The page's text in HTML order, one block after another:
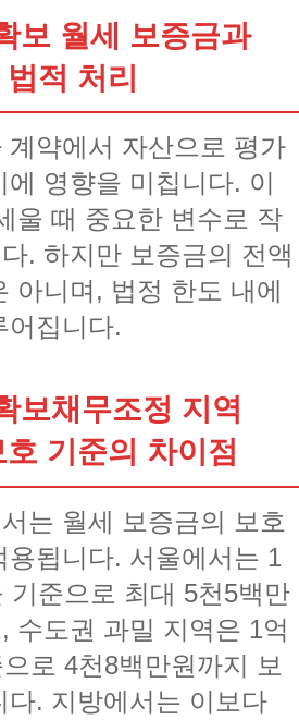
보 월세 보증금과
적 처리
계약에서 자산으로 평가
영향을 미칩니다. 이
울 때 중요한 변수로 작
. 하지만 보증금의 전액
아니며, 법정 한도 내에
어집니다.
보채무조정 지역
기준의 차이점
는 월세 보증금의 보호
용됩니다. 서울에서는 1
기준으로 최대 5천5백만
수도권 과밀 지역은 1억
로 4천8백만원까지 보
다. 지방에서는 이보다